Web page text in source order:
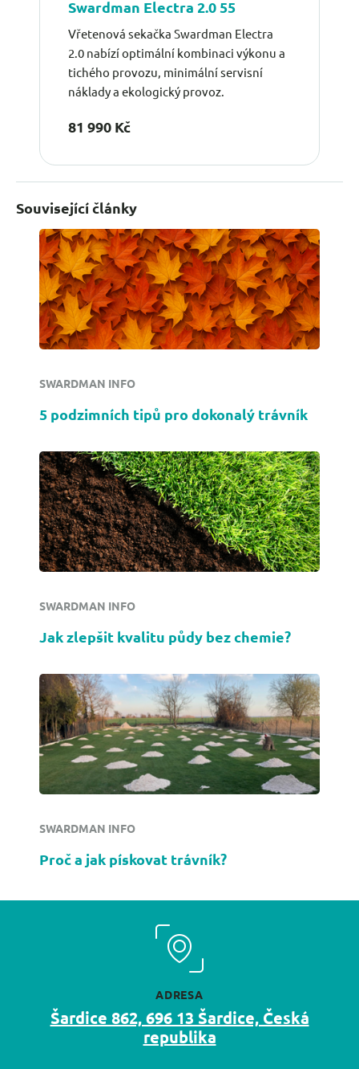
Swardman Electra 2.0 55
Vřetenová sekačka Swardman Electra
2.0 nabízí optimální kombinaci výkonu a
tichého provozu, minimální servisní
náklady a ekologický provoz.
81 990 Kč
Související články
SWARDMAN INFO
5 podzimních tipů pro dokonalý trávník
SWARDMAN INFO
Jak zlepšit kvalitu půdy bez chemie?
SWARDMAN INFO
Proč a jak pískovat trávník?
ADRESA
Šardice 862, 696 13 Šardice, Česká
republika